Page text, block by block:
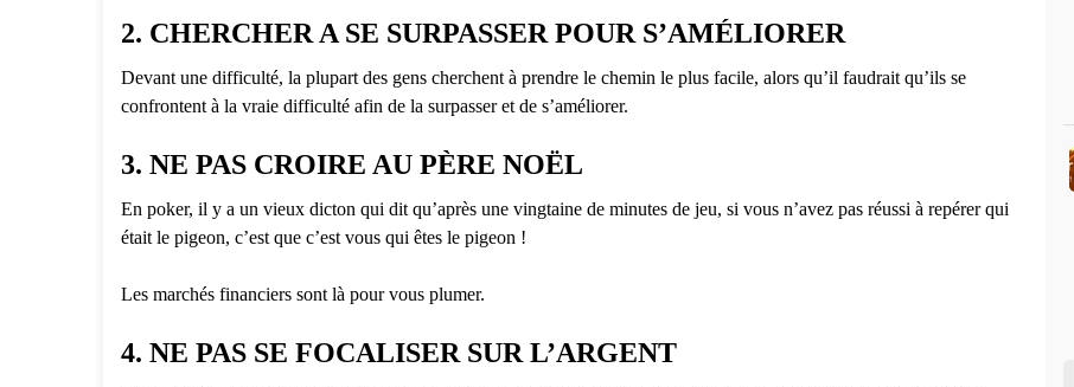
2. CHERCHER A SE SURPASSER POUR S’AMÉLIORER
Devant une difficulté, la plupart des gens cherchent à prendre le chemin le plus facile, alors qu’il faudrait qu’ils se
confrontent à la vraie difficulté afin de la surpasser et de s’améliorer.
3. NE PAS CROIRE AU PÈRE NOËL
En poker, il y a un vieux dicton qui dit qu’après une vingtaine de minutes de jeu, si vous n’avez pas réussi à repérer qui
était le pigeon, c’est que c’est vous qui êtes le pigeon !
Les marchés financiers sont là pour vous plumer.
4. NE PAS SE FOCALISER SUR L’ARGENT